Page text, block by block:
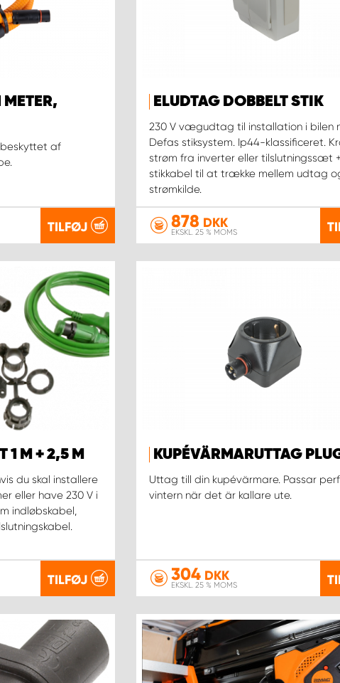
METER,
af
TILFØJ
ELUDTAG DOBBELT STIK
230 V vægudtag til installation i bilen
Defas stiksystem. Ip44-klassificeret.
strøm fra inverter eller tilslutningssæt +
stikkabel til at trække mellem udtag
strømkilde.
878 DKK
EKSKL. 25 % MOMS
1 M + 2,5 M
du skal installere
eller have 230 V i
indløbskabel,
TILFØJ
KUPÉVÄRMARUTTAG
Uttag till din kupévärmare. Passar
vintern när det är kallare ute.
304DKK
EKSKL. 25 % MOMS